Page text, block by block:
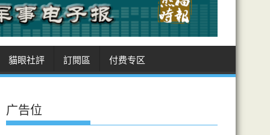
貓眼社評 訂閲區 付费专区
广告位